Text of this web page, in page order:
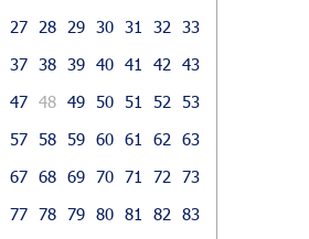
27 28 29 30 31 32
33
37 38 39 40 41 42
43
47 48 49 50 51 52
53
57 58 59 60 61 62
63
67 68 69 70 71 72
73
77 78 79 80 81 82
83